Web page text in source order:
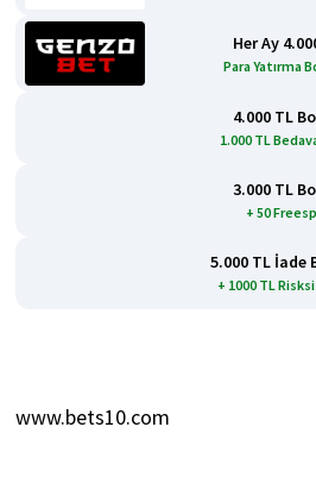
Her Ay
Para Yatırma
4.000 TL
1.000 TL
3.000 TL
+ 50
5.000 TL İade
+ 1000 TL
www.bets10.com